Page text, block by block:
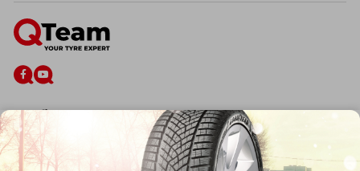
De firma
Wie zijn wij?
Blog